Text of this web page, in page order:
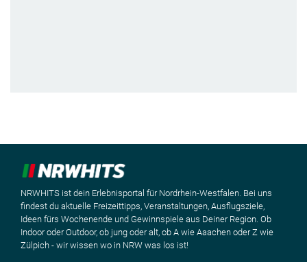
NRWHITS ist dein Erlebnisportal für Nordrhein-Westfalen. Bei uns
findest du aktuelle Freizeittipps, Veranstaltungen, Ausflugsziele,
Ideen fürs Wochenende und Gewinnspiele aus Deiner Region. Ob
Indoor oder Outdoor, ob jung oder alt, ob A wie Aaachen oder Z wie
Zülpich - wir wissen wo in NRW was los ist!